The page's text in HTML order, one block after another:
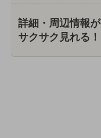
詳細・周辺情報が
サクサク見れる！